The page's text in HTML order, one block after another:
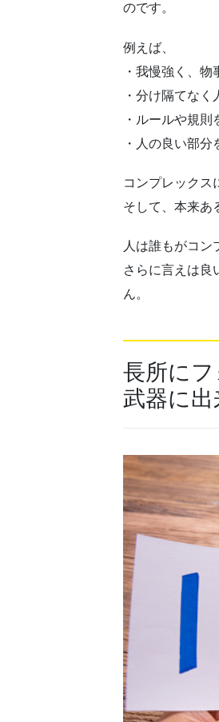
のです。
例えば、
・我慢強く、
・分け隔てな
・ルールや規
・人の良い部
コンプレックス
そして、本来あ
人は誰もがコン
さらに言えは良
ん。
長所に
武器に出